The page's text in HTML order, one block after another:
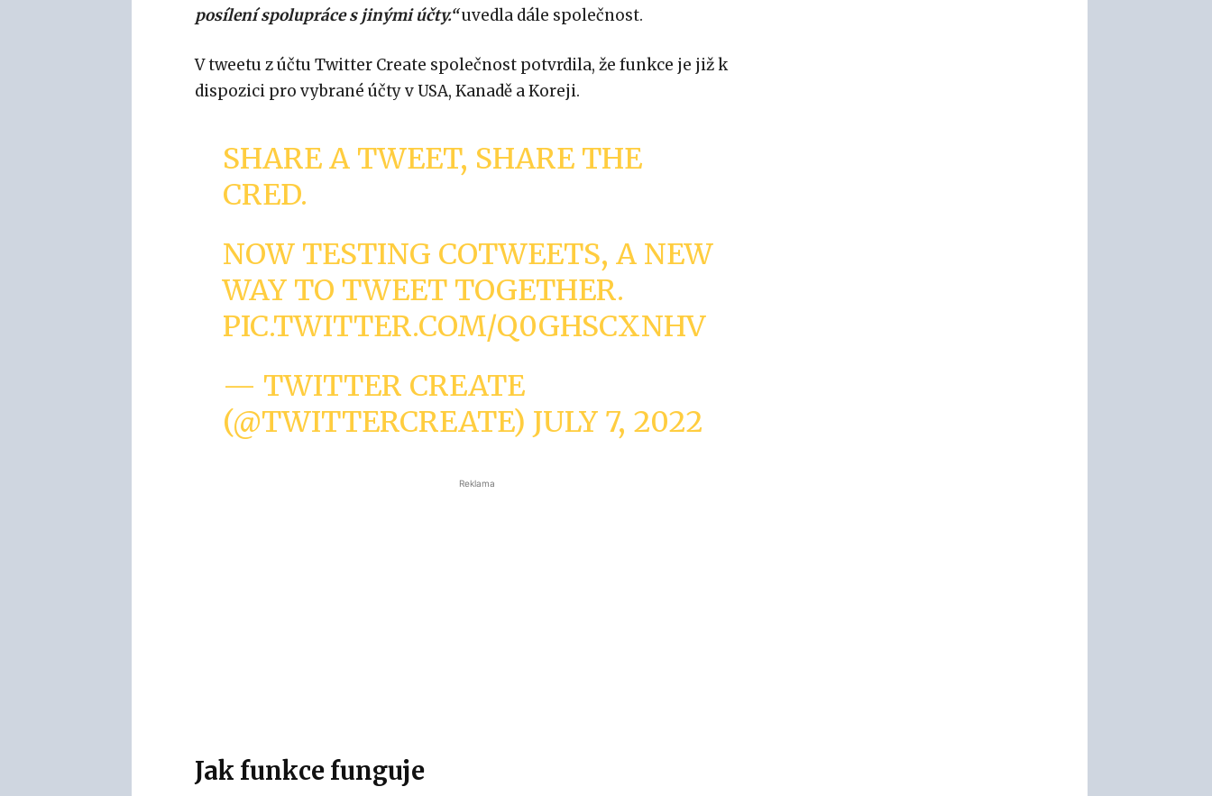
posílení spolupráce s jinými účty.“uvedla dále společnost.
V tweetu z účtu Twitter Create společnost potvrdila, že funkce je již k
dispozici pro vybrané účty v USA, Kanadě a Koreji.
SHARE A TWEET, SHARE THE
CRED.
NOW TESTING COTWEETS, A NEW
WAY TO TWEET TOGETHER.
PIC.TWITTER.COM/Q0GHSCXNHV
— TWITTER CREATE
(@TWITTERCREATE) JULY 7, 2022
Reklama
Jak funkce funguje